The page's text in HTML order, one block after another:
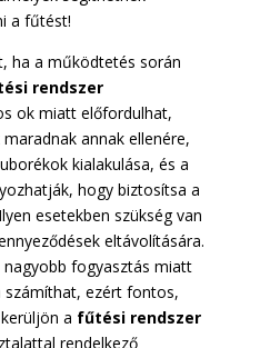
a fűtést!
ha a működtetés során
rendszer
ok miatt előfordulhat,
annak ellenére,
kialakulása, és a
hogy biztosítsa a
esetekben szükség van
eltávolítására.
fogyasztás miatt
számíthat, ezért fontos,
a fűtési rendszer
rendelkező